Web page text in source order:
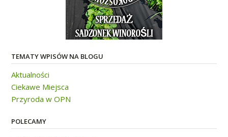
TEMATY WPISÓW NA BLOGU
Aktualności
Ciekawe Miejsca
Przyroda w OPN
POLECAMY